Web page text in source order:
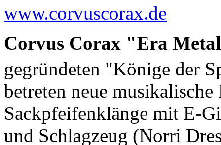
www.corvuscorax.de
Corvus Corax "Era
gegründeten "Könige der
betreten neue
Sackpfeifenklänge mit E-
und Schlagzeug (Norri